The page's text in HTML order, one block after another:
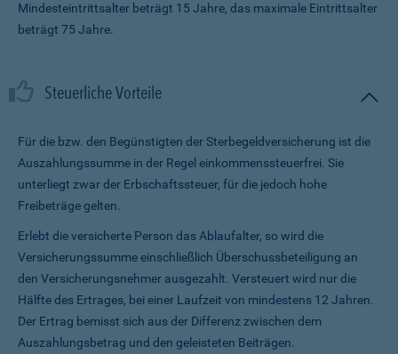
Mindesteintrittsalter beträgt 15 Jahre, das maximale Eintrittsalter
beträgt 75 Jahre.
Steuerliche Vorteile
Für die bzw. den Begünstigten der Sterbegeldversicherung ist die
Auszahlungssumme in der Regel einkommenssteuerfrei. Sie
unterliegt zwar der Erbschaftssteuer, für die jedoch hohe
Freibeträge gelten.
Erlebt die versicherte Person das Ablaufalter, so wird die
Versicherungssumme ein­schließlich Überschussbeteiligung an
den Versicherungsnehmer ausgezahlt. Versteuert wird nur die
Hälfte des Ertrages, bei einer Laufzeit von mindestens 12 Jahren.
Der Ertrag bemisst sich aus der Differenz zwischen dem
Auszahlungsbetrag und den geleisteten Beiträgen.